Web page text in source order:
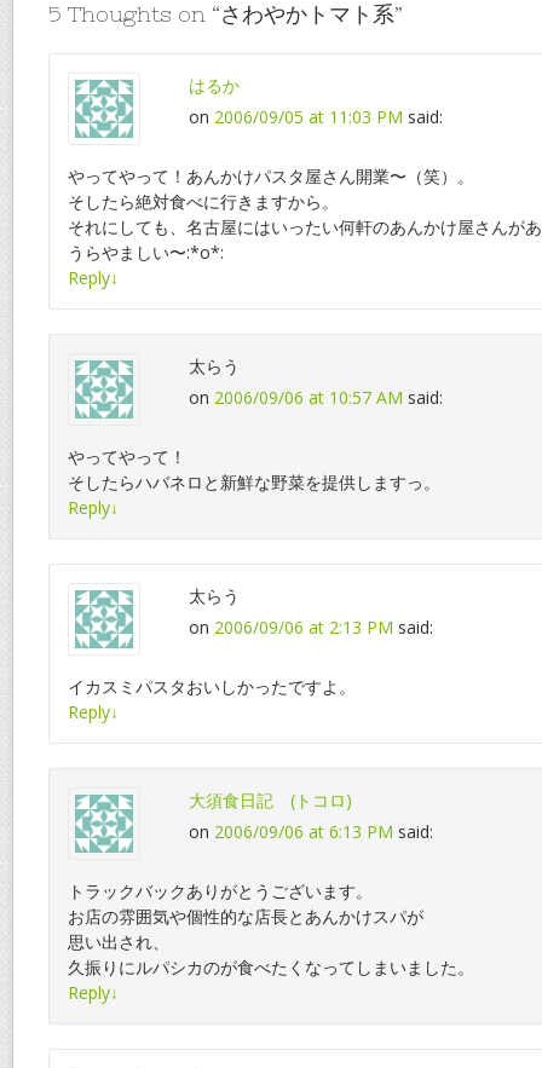
5 Thoughts on “さわやかトマト系”
はるか
on 2006/09/05 at 11:03 PM said:
やってやって！あんかけパスタ屋さん開業〜（笑）。
そしたら絶対食べに行きますから。
それにしても、名古屋にはいったい何軒のあんかけ屋さんが
うらやましい〜:*o*:
Reply↓
太らう
on 2006/09/06 at 10:57 AM said:
やってやって！
そしたらハバネロと新鮮な野菜を提供しますっ。
Reply↓
太らう
on 2006/09/06 at 2:13 PM said:
イカスミパスタおいしかったですよ。
Reply↓
大須食日記 (トコロ)
on 2006/09/06 at 6:13 PM said:
トラックバックありがとうございます。
お店の雰囲気や個性的な店長とあんかけスパが
思い出され、
久振りにルパシカのが食べたくなってしまいました。
Reply↓